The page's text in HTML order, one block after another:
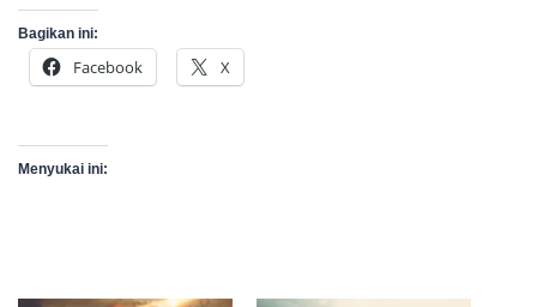
Bagikan ini:
Facebook X
Menyukai ini: